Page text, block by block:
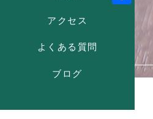
アクセス
よくある質問
ブログ